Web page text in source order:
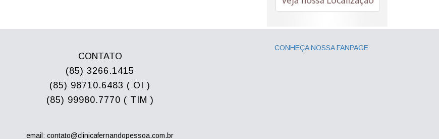
CONTATO
(85) 3266.1415
(85) 98710.6483 ( OI )
(85) 99980.7770 ( TIM )
email: contato@clinicafernandopessoa.com.br
CONHEÇA NOSSA FANPAGE